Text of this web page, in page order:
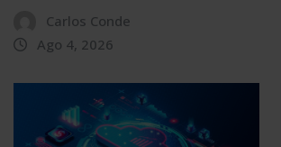
Carlos Conde
Ago 4, 2026